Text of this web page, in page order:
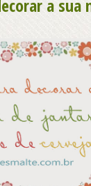
a sua